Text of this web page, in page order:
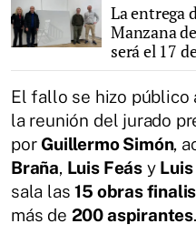
La entrega
Manzana
será el 17
El fallo se hizo público
la reunión del jurado
por Guillermo Simón,
Braña, Luis Feásy
sala las15 obras
más de 200 aspirantes.